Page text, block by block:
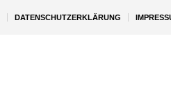
DATENSCHUTZERKLÄRUNG